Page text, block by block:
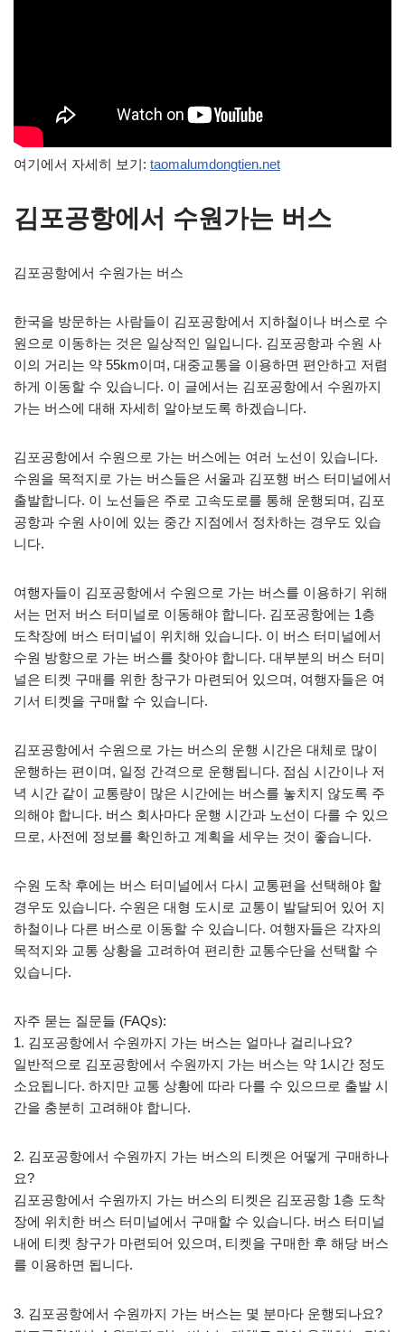
여기에서 자세히 보기: taomalumdongtien.net
김포공항에서 수원가는 버스
김포공항에서 수원가는 버스
한국을 방문하는 사람들이 김포공항에서 지하철이나 버스로 수
원으로 이동하는 것은 일상적인 일입니다. 김포공항과 수원 사
이의 거리는 약 55km이며, 대중교통을 이용하면 편안하고 저렴
하게 이동할 수 있습니다. 이 글에서는 김포공항에서 수원까지
가는 버스에 대해 자세히 알아보도록 하겠습니다.
김포공항에서 수원으로 가는 버스에는 여러 노선이 있습니다.
수원을 목적지로 가는 버스들은 서울과 김포행 버스 터미널에서
출발합니다. 이 노선들은 주로 고속도로를 통해 운행되며, 김포
공항과 수원 사이에 있는 중간 지점에서 정차하는 경우도 있습
니다.
여행자들이 김포공항에서 수원으로 가는 버스를 이용하기 위해
서는 먼저 버스 터미널로 이동해야 합니다. 김포공항에는 1층
도착장에 버스 터미널이 위치해 있습니다. 이 버스 터미널에서
수원 방향으로 가는 버스를 찾아야 합니다. 대부분의 버스 터미
널은 티켓 구매를 위한 창구가 마련되어 있으며, 여행자들은 여
기서 티켓을 구매할 수 있습니다.
김포공항에서 수원으로 가는 버스의 운행 시간은 대체로 많이
운행하는 편이며, 일정 간격으로 운행됩니다. 점심 시간이나 저
녁 시간 같이 교통량이 많은 시간에는 버스를 놓치지 않도록 주
의해야 합니다. 버스 회사마다 운행 시간과 노선이 다를 수 있으
므로, 사전에 정보를 확인하고 계획을 세우는 것이 좋습니다.
수원 도착 후에는 버스 터미널에서 다시 교통편을 선택해야 할
경우도 있습니다. 수원은 대형 도시로 교통이 발달되어 있어 지
하철이나 다른 버스로 이동할 수 있습니다. 여행자들은 각자의
목적지와 교통 상황을 고려하여 편리한 교통수단을 선택할 수
있습니다.
자주 묻는 질문들 (FAQs):
1. 김포공항에서 수원까지 가는 버스는 얼마나 걸리나요?
일반적으로 김포공항에서 수원까지 가는 버스는 약 1시간 정도
소요됩니다. 하지만 교통 상황에 따라 다를 수 있으므로 출발 시
간을 충분히 고려해야 합니다.
2. 김포공항에서 수원까지 가는 버스의 티켓은 어떻게 구매하나
요?
김포공항에서 수원까지 가는 버스의 티켓은 김포공항 1층 도착
장에 위치한 버스 터미널에서 구매할 수 있습니다. 버스 터미널
내에 티켓 창구가 마련되어 있으며, 티켓을 구매한 후 해당 버스
를 이용하면 됩니다.
3. 김포공항에서 수원까지 가는 버스는 몇 분마다 운행되나요?